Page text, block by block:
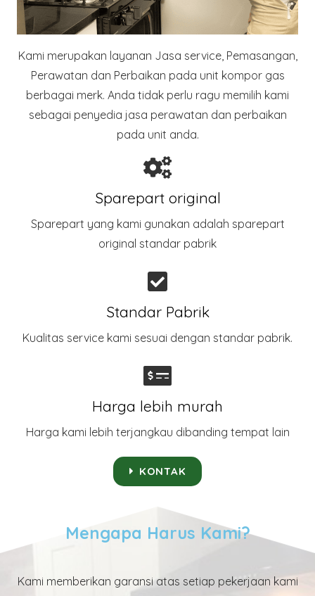
Kami merupakan layanan Jasa service, Pemasangan,
Perawatan dan Perbaikan pada unit kompor gas
berbagai merk. Anda tidak perlu ragu memilih kami
sebagai penyedia jasa perawatan dan perbaikan
pada unit anda.
Sparepart original
Sparepart yang kami gunakan adalah sparepart
original standar pabrik​
Standar Pabrik
Kualitas service kami sesuai dengan standar pabrik.
Harga lebih murah
Harga kami lebih terjangkau dibanding tempat lain
KONTAK
Mengapa Harus Kami?
Kami memberikan garansi atas setiap pekerjaan kami